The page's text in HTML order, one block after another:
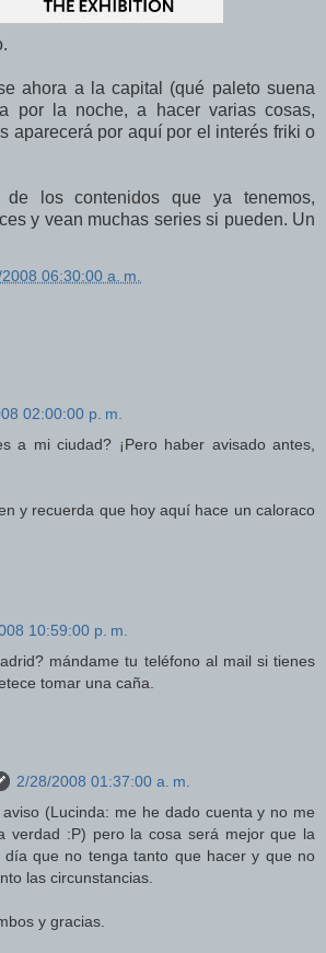
ahora a la capital (qué paleto suena
por la noche, a hacer varias cosas,
aparecerá por aquí por el interés friki o
los contenidos que ya tenemos,
y vean muchas series si pueden. Un
06:30:00 a. m.
02:00:00 p. m.
a mi ciudad? ¡Pero haber avisado antes,
y recuerda que hoy aquí hace un caloraco
10:59:00 p. m.
mándame tu teléfono al mail si tienes
tomar una caña.
2/28/2008 01:37:00 a. m.
(Lucinda: me he dado cuenta y no me
verdad :P) pero la cosa será mejor que la
día que no tenga tanto que hacer y que no
las circunstancias.
y gracias.